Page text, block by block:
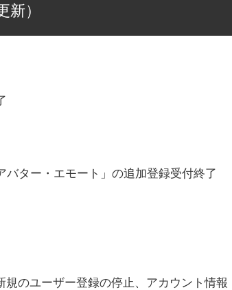
）
ター・エモート」の追加登録受付終了
規のユーザー登録の停止、アカウント情報